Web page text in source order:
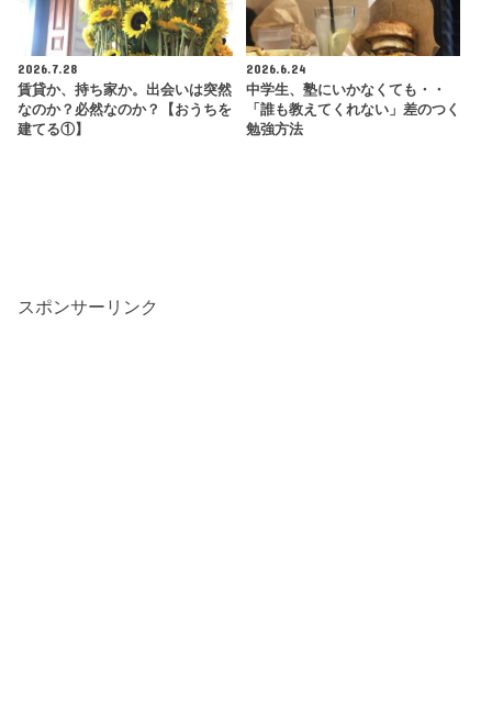
2026.7.28
賃貸か、持ち家か。出会いは突然
なのか？必然なのか？【おうちを
建てる①】
2026.6.24
中学生、塾にいかなくても・・
「誰も教えてくれない」差のつく
勉強方法
スポンサーリンク